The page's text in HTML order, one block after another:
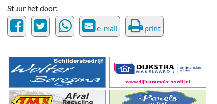
Stuur het door:
e-mail print